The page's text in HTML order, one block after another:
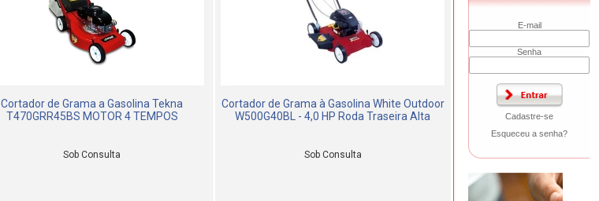
Cortador de Grama a Gasolina Tekna
T470GRR45BS MOTOR 4 TEMPOS
Sob Consulta
Cortador de Grama à Gasolina White Outdoor
W500G40BL - 4,0 HP Roda Traseira Alta
Sob Consulta
E-mail
Senha
Cadastre-se
Esqueceu a senha?